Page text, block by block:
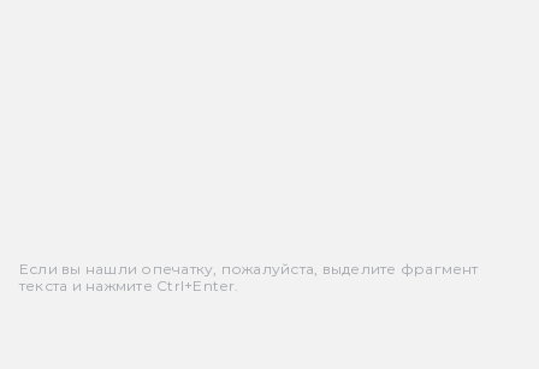
Если вы нашли опечатку, пожалуйста, выделите фрагмент
текста и нажмите Ctrl+Enter.